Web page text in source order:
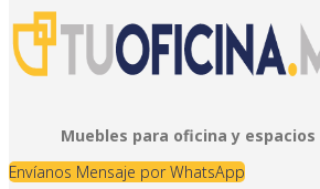
Muebles para oficina y
Envíanos Mensaje por WhatsApp